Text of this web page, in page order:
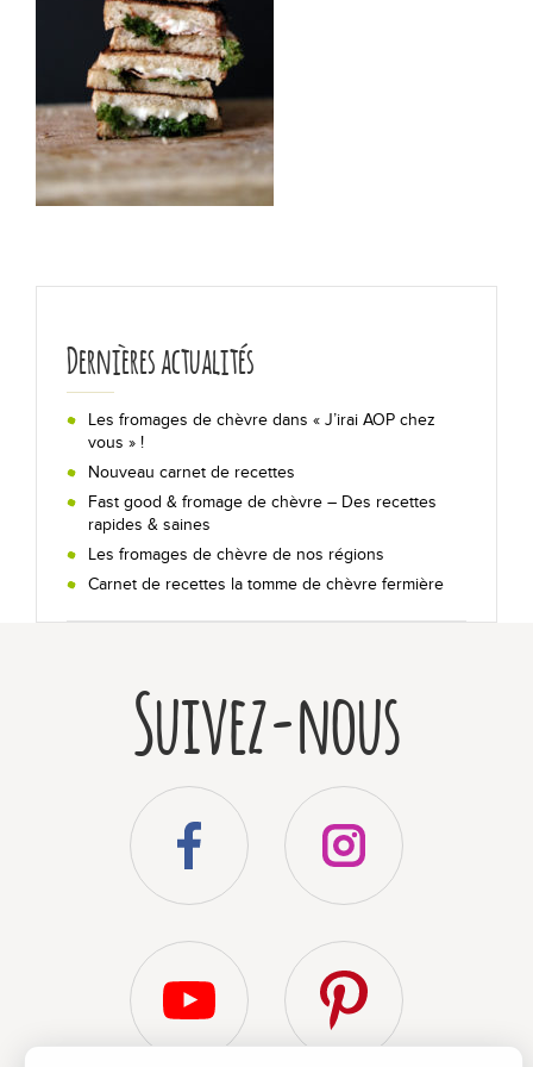
Les actualités
Chiffres clés
Formes & origines
Les régions de production
Bon pour la santé !
Lexique
Déguster
Nos recettes au chèvre !
Sur un plateau
Secrets de dégustation
Qui sommes-nous ?
Bibliographie
Dernières actualités
Les fromages de chèvre dans « J’irai AOP chez
vous » !
Nouveau carnet de recettes
Fast good & fromage de chèvre – Des recettes
rapides & saines
Les fromages de chèvre de nos régions
Carnet de recettes la tomme de chèvre fermière
Suivez-nous